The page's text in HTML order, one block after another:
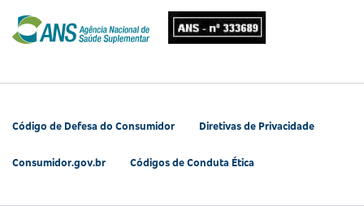
Código de Defesa do Consumidor Diretivas de Privacidade
Consumidor.gov.br Códigos de Conduta Ética